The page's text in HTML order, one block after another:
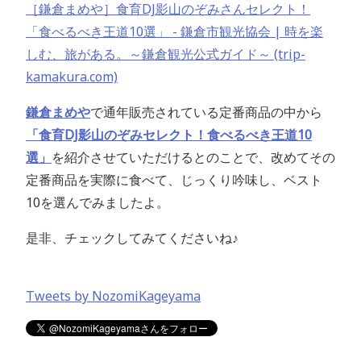
［鎌倉まめや］食育DJ影山のぞみさんセレクト！
「食べるべき王道10選」 - 鎌倉市観光協会 | 時を楽
しむ、旅がある。～鎌倉観光公式ガイド～ (trip-
kamakura.com)
鎌倉まめやで通年販売されている定番商品の中から
「食育DJ影山のぞみセレクト！食べるべき王道10
選」 を紹介させていただけるとのことで、改めてその
定番商品を実際に食べて、じっくり吟味し、ベスト
10を選んでみましたよ。
是非、チェックしてみてくださいね♪
Tweets by NozomiKageyama